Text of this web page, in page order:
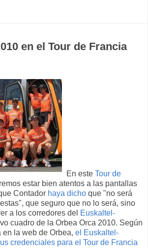
en el Tour de Francia
En este Tour de
estar bien atentos a las pantallas
Contador haya dicho que "no será
que seguro que no lo será, sino
a los corredores del Euskaltel-
cuadro de la Orbea Orca 2010. Según
en la web de Orbea, el Euskaltel-
credenciales para el Tour de Francia